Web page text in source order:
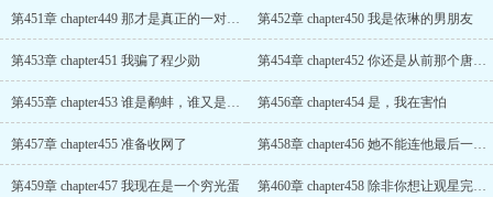
第451章 chapter449 那才是真正的一对璧人 第452章 chapter450 我是依琳的男朋友
第453章 chapter451 我骗了程少勋 第454章 chapter452 你还是从前那个唐依琳吗?
第455章 chapter453 谁是鹬蚌，谁又是渔翁 第456章 chapter454 是，我在害怕
第457章 chapter455 准备收网了 第458章 chapter456 她不能连他最后一面都见不上
第459章 chapter457 我现在是一个穷光蛋 第460章 chapter458 除非你想让观星完完全全落到别人手里